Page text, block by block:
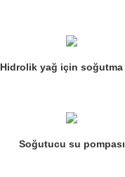
Hidrolik yağ için soğutma
Soğutucu su pompası